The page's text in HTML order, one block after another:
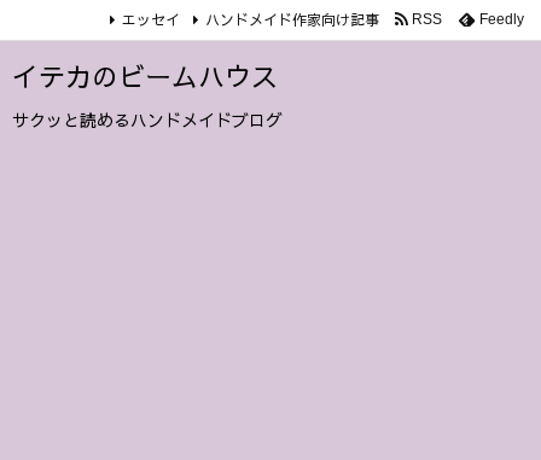
イテカのビームハウス
サクッと読めるハンドメイドブログ
エッセイ ハンドメイド作家向け記事 RSS Feedly